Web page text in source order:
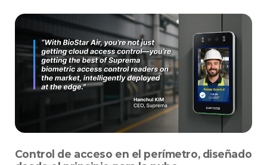
Control de acceso en el perímetro, diseñado